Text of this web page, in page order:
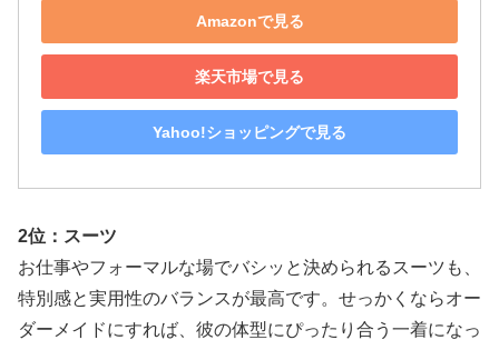
Amazonで見る
楽天市場で見る
Yahoo!ショッピングで見る
2位：スーツ
お仕事やフォーマルな場でバシッと決められるスーツも、
特別感と実用性のバランスが最高です。せっかくならオー
ダーメイドにすれば、彼の体型にぴったり合う一着になっ